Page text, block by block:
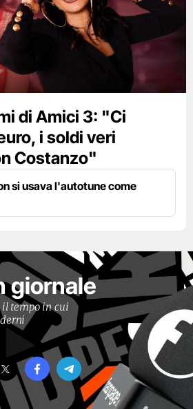
di Amici 3: "Ci
i soldi veri
Costanzo"
si usava l'autotune come
giornale
tempo in cui